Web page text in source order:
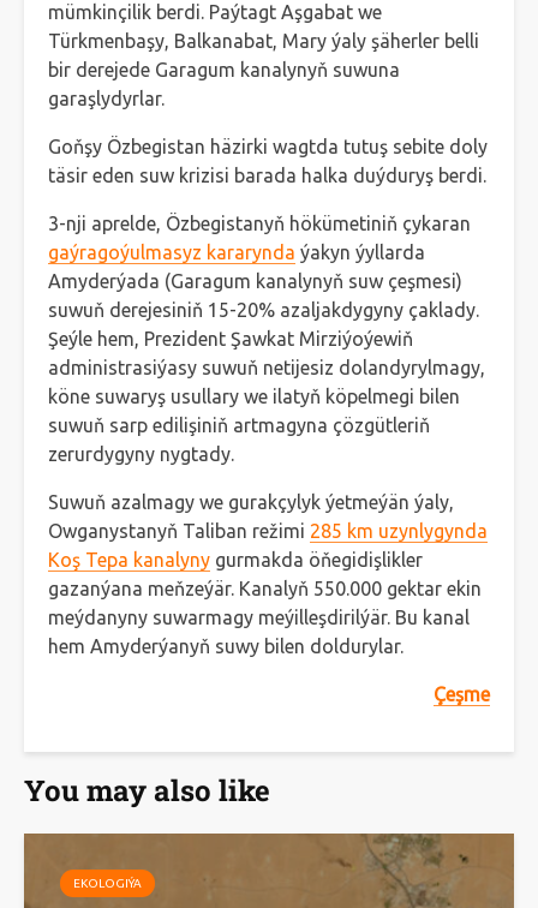
mümkinçilik berdi. Paýtagt Aşgabat we
Türkmenbaşy, Balkanabat, Mary ýaly şäherler belli
bir derejede Garagum kanalynyň suwuna
garaşlydyrlar.
Goňşy Özbegistan häzirki wagtda tutuş sebite doly
täsir eden suw krizisi barada halka duýduryş berdi.
3-nji aprelde, Özbegistanyň hökümetiniň çykaran
gaýragoýulmasyz kararynda ýakyn ýyllarda
Amyderýada (Garagum kanalynyň suw çeşmesi)
suwuň derejesiniň 15-20% azaljakdygyny çaklady.
Şeýle hem, Prezident Şawkat Mirziýoýewiň
administrasiýasy suwuň netijesiz dolandyrylmagy,
köne suwaryş usullary we ilatyň köpelmegi bilen
suwuň sarp edilişiniň artmagyna çözgütleriň
zerurdygyny nygtady.
Suwuň azalmagy we gurakçylyk ýetmeýän ýaly,
Owganystanyň Taliban režimi 285 km uzynlygynda
Koş Tepa kanalyny gurmakda öňegidişlikler
gazanýana meňzeýär. Kanalyň 550.000 gektar ekin
meýdanyny suwarmagy meýilleşdirilýär. Bu kanal
hem Amyderýanyň suwy bilen doldurylar.
Çeşme
You may also like
EKOLOGIÝA